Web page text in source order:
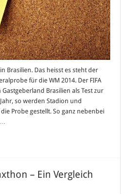
Brasilien. Das heisst es steht der
für die WM 2014. Der FIFA
Brasilien als Test zur
so werden Stadion und
Probe gestellt. So ganz nebenbei
…
– Ein Vergleich